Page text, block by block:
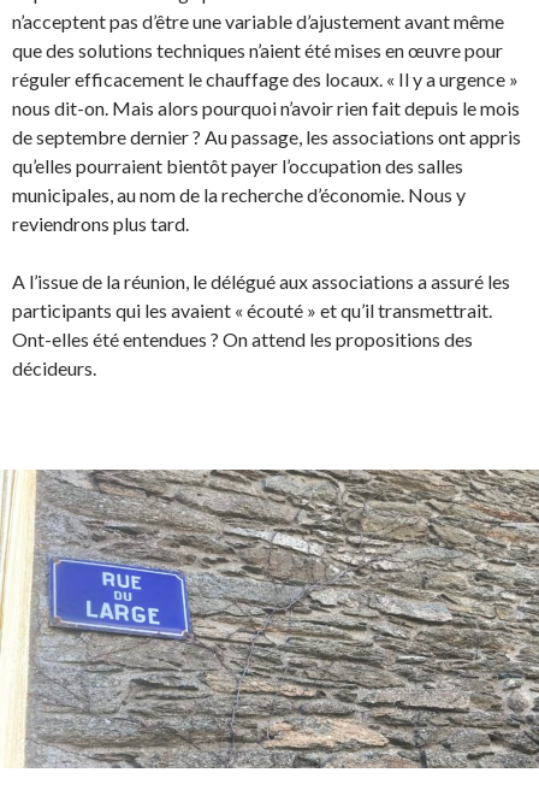
n’acceptent pas d’être une variable d’ajustement avant même
que des solutions techniques n’aient été mises en œuvre pour
réguler efficacement le chauffage des locaux. « Il y a urgence »
nous dit-on. Mais alors pourquoi n’avoir rien fait depuis le mois
de septembre dernier ? Au passage, les associations ont appris
qu’elles pourraient bientôt payer l’occupation des salles
municipales, au nom de la recherche d’économie. Nous y
reviendrons plus tard.
A l’issue de la réunion, le délégué aux associations a assuré les
participants qui les avaient « écouté » et qu’il transmettrait.
Ont-elles été entendues ? On attend les propositions des
décideurs.